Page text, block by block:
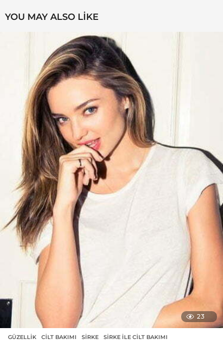
YOU MAY ALSO LIKE
23
GÜZELLIK CILT BAKIMI ,SIRKE ,SIRKE ILE CILT BAKIMI